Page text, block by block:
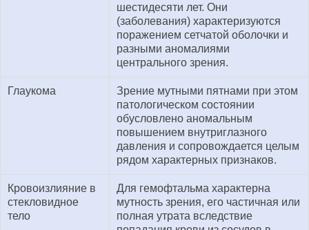
шестидесяти лет. Они
(заболевания) характеризуются
поражением сетчатой оболочки и
разными аномалиями
центрального зрения.
Глаукома
Зрение мутными пятнами при этом
патологическом состоянии
обусловлено аномальным
повышением внутриглазного
давления и сопровождается целым
рядом характерных признаков.
Кровоизлияние в
стекловидное
тело
Для гемофтальма характерна
мутность зрения, его частичная или
полная утрата вследствие